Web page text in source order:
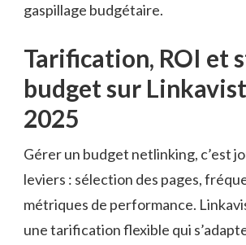
gaspillage budgétaire.
Tarification, ROI et
budget sur
2025
Gérer un budget netlinking, c’est
leviers : sélection des pages,
métriques de performance.
une tarification flexible qui